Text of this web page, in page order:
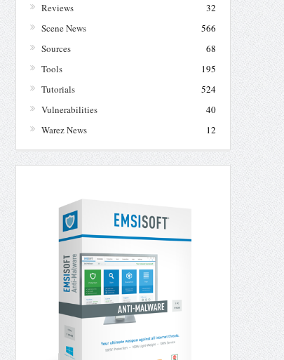
Reviews
32
Scene News
566
Sources
68
Tools
195
Tutorials
524
Vulnerabilities
40
Warez News
12